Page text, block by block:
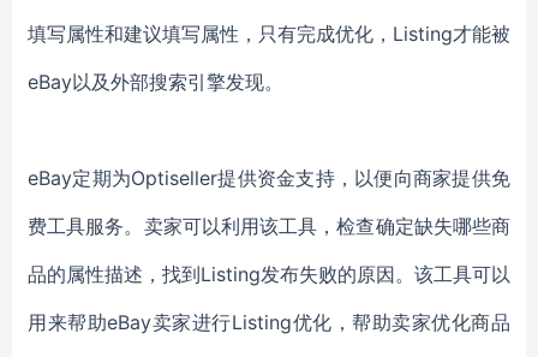
填写属性和建议填写属性，只有完成优化，Listing才能被
eBay以及外部搜索引擎发现。
eBay定期为Optiseller提供资金支持，以便向商家提供免
费工具服务。卖家可以利用该工具，检查确定缺失哪些商
品的属性描述，找到Listing发布失败的原因。该工具可以
用来帮助eBay卖家进行Listing优化，帮助卖家优化商品